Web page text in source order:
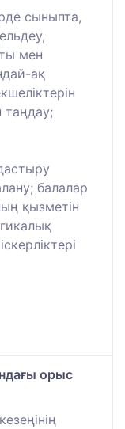
сыныпта,
мен
ақ
таңдау;
балалар
қызметін
орыс